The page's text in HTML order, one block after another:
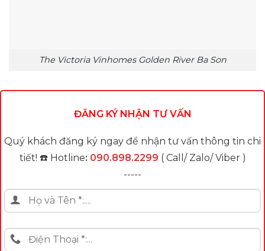
The Victoria Vinhomes Golden River Ba Son
ĐĂNG KÝ NHẬN TƯ VẤN
Quý khách đăng ký ngay để nhận tư vấn thông tin chi
tiết! ☎️ Hotline: 090.898.2299 ( Call/ Zalo/ Viber )
-----